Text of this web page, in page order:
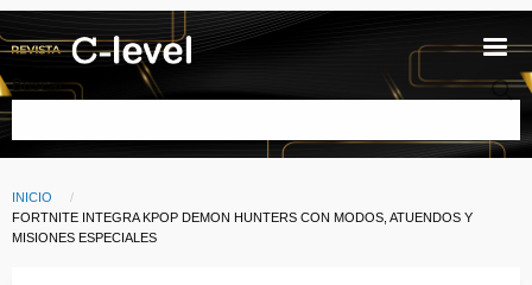
Pasar al contenido principal
Buscar
Ruta de navegación
INICIO
CURRENT:
FORTNITE INTEGRA KPOP DEMON HUNTERS CON MODOS, ATUENDOS Y
MISIONES ESPECIALES